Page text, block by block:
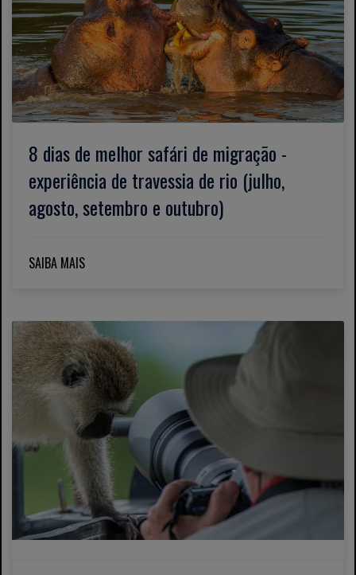
8 dias de melhor safári de migração -
experiência de travessia de rio (julho,
agosto, setembro e outubro)
SAIBA MAIS